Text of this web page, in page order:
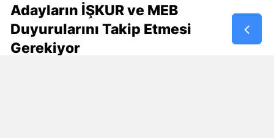
Adayların İŞKUR ve MEB
Duyurularını Takip Etmesi
Gerekiyor